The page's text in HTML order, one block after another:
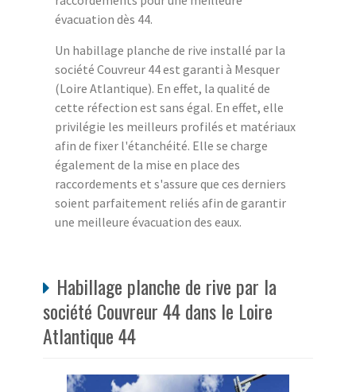
évacuation dès 44.
Un habillage planche de rive installé par la
société Couvreur 44 est garanti à Mesquer
(Loire Atlantique). En effet, la qualité de
cette réfection est sans égal. En effet, elle
privilégie les meilleurs profilés et matériaux
afin de fixer l'étanchéité. Elle se charge
également de la mise en place des
raccordements et s'assure que ces derniers
soient parfaitement reliés afin de garantir
une meilleure évacuation des eaux.
Habillage planche de rive par la
société Couvreur 44 dans le Loire
Atlantique 44